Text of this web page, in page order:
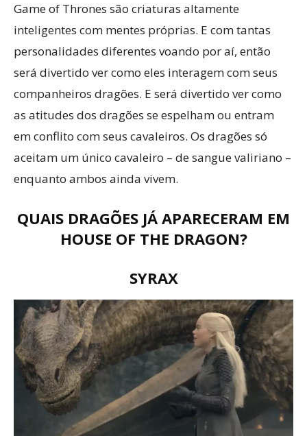
Game of Thrones são criaturas altamente
inteligentes com mentes próprias. E com tantas
personalidades diferentes voando por aí, então
será divertido ver como eles interagem com seus
companheiros dragões. E será divertido ver como
as atitudes dos dragões se espelham ou entram
em conflito com seus cavaleiros. Os dragões só
aceitam um único cavaleiro – de sangue valiriano –
enquanto ambos ainda vivem.
QUAIS DRAGÕES JÁ APARECERAM EM
HOUSE OF THE DRAGON?
SYRAX